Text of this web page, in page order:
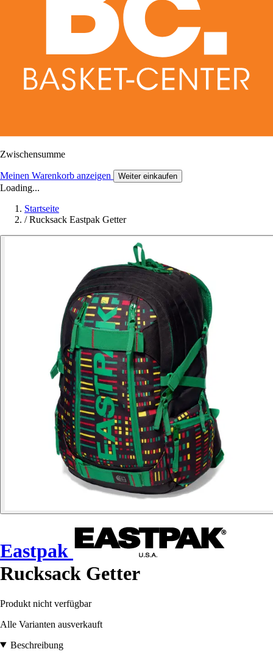
Zwischensumme
Meinen Warenkorb anzeigen Weiter einkaufen
Loading...
Startseite
/ Rucksack Eastpak Getter
Eastpak
Rucksack Getter
Produkt nicht verfügbar
Alle Varianten ausverkauft
Beschreibung